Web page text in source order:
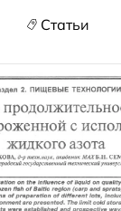
Статьи